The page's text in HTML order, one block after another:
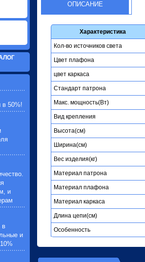
ОПИСАНИЕ
Характеристика
Кол-во источников света
Цвет плафона
цвет каркаса
Стандарт патрона
Макc. мощность(Вт)
Вид крепления
Высота(см)
Ширина(см)
Вес изделия(кг)
Материал патрона
Материал плафона
Материал каркаса
Длина цепи(см)
Особенность
в 50%!
и
в
и